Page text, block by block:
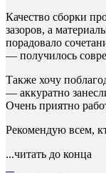
Качество сборки
зазоров, а
порадовало
— получилось
Также хочу
— аккуратно
Очень приятно
Рекомендую всем,
...читать до конца